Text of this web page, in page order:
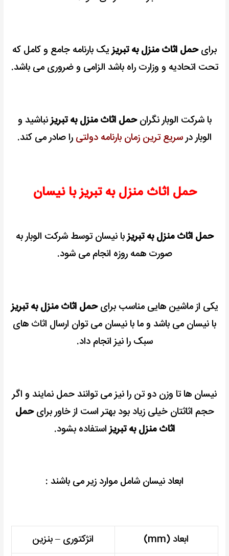
برایحمل اثاث منزل به تبریزیک بارنامه جامع و کامل که
تحت اتحادیه و وزارت راه باشد الزامی و ضروری می باشد.
با شرکت الوبار نگرانحمل اثاث منزل به تبریزنباشید و
الوبار درسریع ترین زمان بارنامه دولتی را صادر می کند.
حمل اثاث منزل به تبریز با نیسان
حمل اثاث منزل به تبریزبا نیسان توسط شرکت الوبار به
صورت همه روزه انجام می شود.
یکی از ماشین هایی مناسب برایحمل اثاث منزل به تبریز
با نیسان می باشد و ما با نیسان می توان ارسال اثاث های
سبک را نیز انجام داد.
نیسان ها تا وزن دو تن را نیز می توانند حمل نمایند و اگر
حجم اثاثتان خیلی زیاد بود بهتر است از خاور برایحمل
اثاث منزل به تبریزاستفاده بشود.
ابعاد نیسان شامل موارد زیر می باشند :
ابعاد (mm) انژکتوری – بنزین